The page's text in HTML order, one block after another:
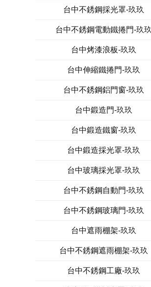
台中不銹鋼採光罩-玖玖
台中不銹鋼電動鐵捲門-玖玖
台中烤漆浪板-玖玖
台中伸縮鐵捲門-玖玖
台中不銹鋼鋁門窗-玖玖
台中鍛造門-玖玖
台中鍛造鐵窗-玖玖
台中鍛造採光罩-玖玖
台中玻璃採光罩-玖玖
台中不銹鋼自動門-玖玖
台中不銹鋼玻璃門-玖玖
台中遮雨棚架-玖玖
台中不銹鋼遮雨棚架-玖玖
台中不銹鋼工廠-玖玖